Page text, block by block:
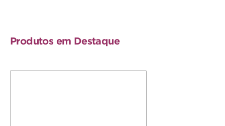
Produtos em Destaque